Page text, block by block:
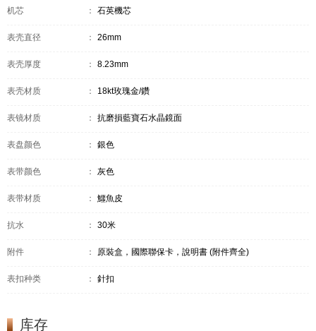
机芯 ： 石英機芯
表壳直径 ： 26mm
表壳厚度 ： 8.23mm
表壳材质 ： 18kt玫瑰金/鑽
表镜材质 ： 抗磨損藍寶石水晶鏡面
表盘颜色 ： 銀色
表带颜色 ： 灰色
表带材质 ： 鱷魚皮
抗水 ： 30米
附件 ： 原裝盒，國際聯保卡，說明書 (附件齊全)
表扣种类 ： 針扣
库存